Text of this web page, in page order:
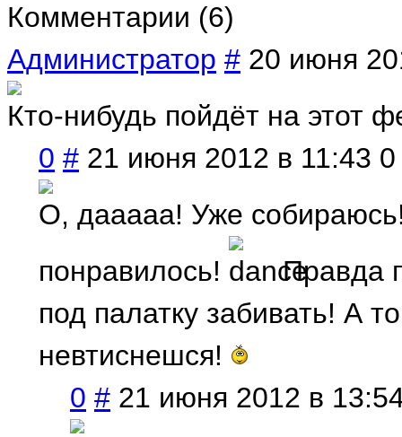
Комментарии (6)
Администратор # 20 июня
Кто-нибудь пойдёт на этот
0 # 21 июня 2012 в 11:43 0
О, дааааа! Уже
понравилось!
Правда
под палатку забивать! А
невтиснешся!
0 # 21 июня 2012 в